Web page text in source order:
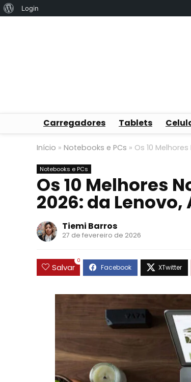
Sobre
Login
Carregadores Tablets
Início » Notebooks e PCs » Os 10
Notebooks e PCs
Os 10 Melhores
2026: da
Tiemi Barros
27 de fevereiro de 2026
Salvar
0